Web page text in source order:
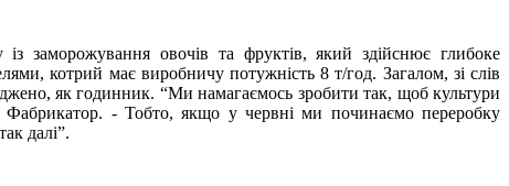
заморожування овочів та фруктів, який здійснює глибоке
котрий має виробничу потужність 8 т/год. Загалом, зі слів
як годинник. “Ми намагаємось зробити так, щоб культури
- Тобто, якщо у червні ми починаємо переробку
далі”.